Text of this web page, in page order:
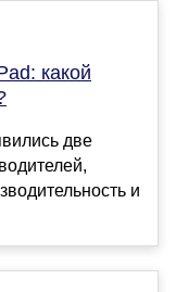
какой
две
и